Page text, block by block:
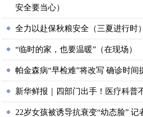
安全要当心）
全力以赴保秋粮安全（三夏进行时）
“临时的家，也要温暖”（在现场）
帕金森病“早检难”将改写 确诊时间
新华鲜报｜四部门出手！医疗科普
22岁女孩被诱导抗衰变“幼态脸” 记